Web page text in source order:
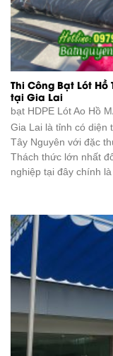
Thi Công Bạt Lót Hồ
tại Gia Lai
bạt HDPE Lót Ao Hồ
Gia Lai là tỉnh có diện
Tây Nguyên với đặc
Thách thức lớn nhất
nghiệp tại đây chính